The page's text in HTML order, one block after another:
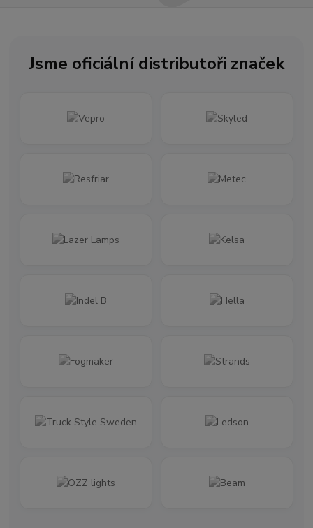
Jsme oficiální distributoři značek